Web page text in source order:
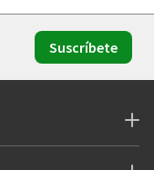
Suscríbete